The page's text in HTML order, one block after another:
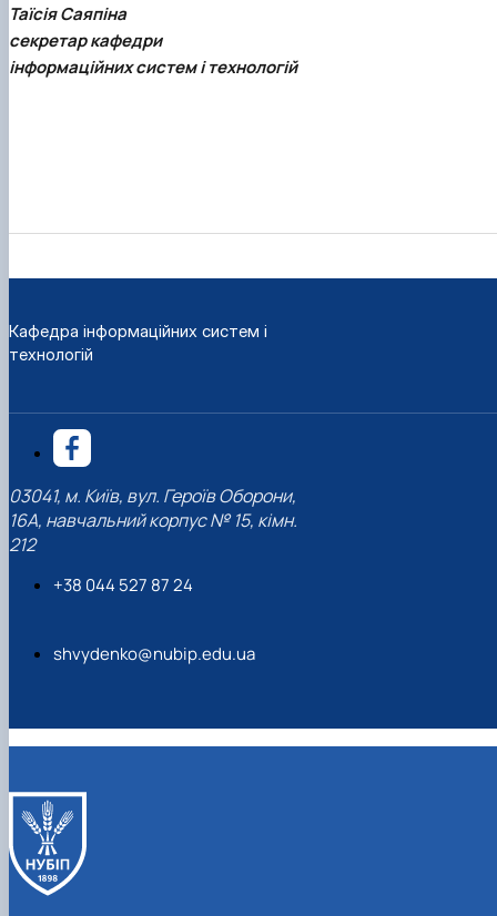
Таїсія Саяпіна
секретар кафедри
інформаційних систем і технологій
Кафедра інформаційних систем і
технологій
03041, м. Київ, вул. Героїв Оборони,
16А, навчальний корпус № 15, кімн.
212
+38 044 527 87 24
shvydenko@nubip.edu.ua